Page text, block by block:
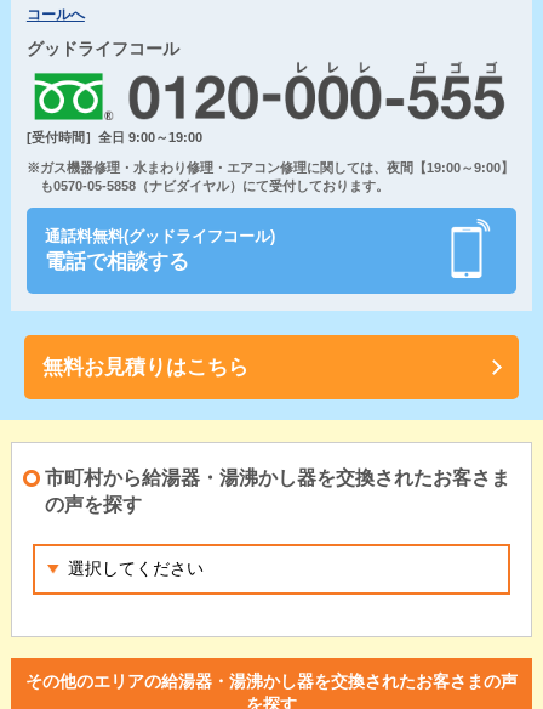
コールへ
グッドライフコール
[受付時間］全日 9:00～19:00
※ガス機器修理・水まわり修理・エアコン修理に関しては、夜間【19:00～9:00】
も0570-05-5858（ナビダイヤル）にて受付しております。
通話料無料(グッドライフコール)
電話で相談する
無料お見積りはこちら
市町村から給湯器・湯沸かし器を交換されたお客さま
の声を探す
その他のエリアの給湯器・湯沸かし器を交換されたお客さまの声
を探す